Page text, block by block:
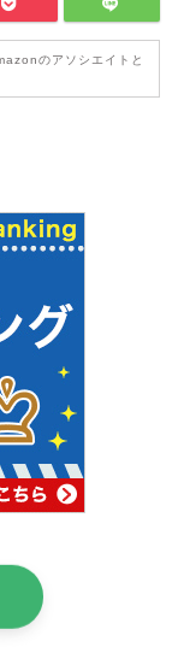
のアソシエイトと